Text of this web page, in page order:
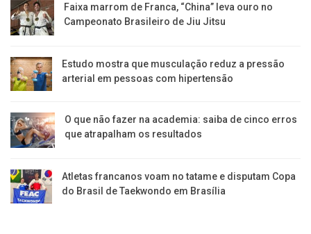
Faixa marrom de Franca, “China” leva ouro no
Campeonato Brasileiro de Jiu Jitsu
Estudo mostra que musculação reduz a pressão
arterial em pessoas com hipertensão
O que não fazer na academia: saiba de cinco erros
que atrapalham os resultados
Atletas francanos voam no tatame e disputam Copa
do Brasil de Taekwondo em Brasília